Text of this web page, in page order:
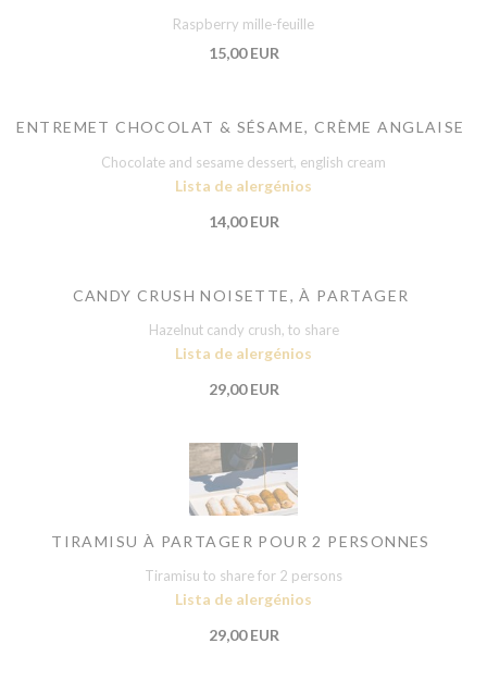
Raspberry mille-feuille
15,00 EUR
ENTREMET CHOCOLAT & SÉSAME, CRÈME ANGLAISE
Chocolate and sesame dessert, english cream
Lista de alergénios
14,00 EUR
CANDY CRUSH NOISETTE, À PARTAGER
Hazelnut candy crush, to share
Lista de alergénios
29,00 EUR
TIRAMISU À PARTAGER POUR 2 PERSONNES
Tiramisu to share for 2 persons
Lista de alergénios
29,00 EUR